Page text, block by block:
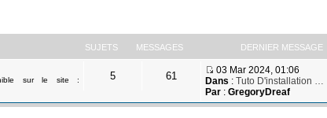
SUJETS MESSAGES DERNIER MESSAGE
sur le site :
5 61
03 Mar 2024, 01:06
Dans : Tuto D'installation …
Par: GregoryDreaf